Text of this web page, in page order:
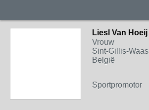
Liesl Van Hoeij
Vrouw
Sint-Gillis-Waas
België
Sportpromotor